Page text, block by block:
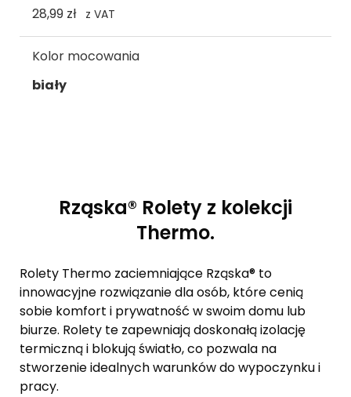
28,99 zł z VAT
Kolor mocowania
biały
Rząska® Rolety z kolekcji
Thermo.
Rolety Thermo zaciemniające Rząska® to
innowacyjne rozwiązanie dla osób, które cenią
sobie komfort i prywatność w swoim domu lub
biurze. Rolety te zapewniają doskonałą izolację
termiczną i blokują światło, co pozwala na
stworzenie idealnych warunków do wypoczynku i
pracy.